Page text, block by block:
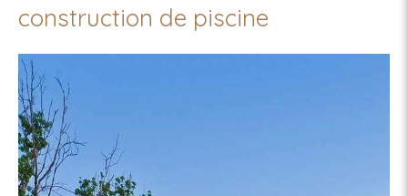
construction de piscine